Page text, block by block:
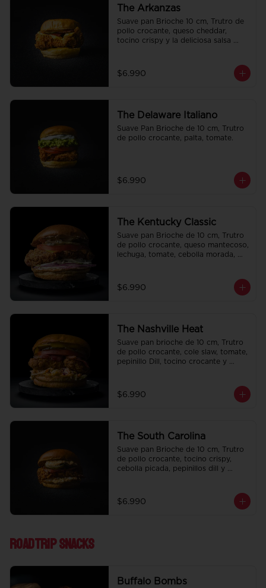
The Arkanzas
Suave pan Brioche 10 cm, Trutro de
pollo crocante, queso cheddar,
tocino crispy y la deliciosa salsa
$6.990
The Delaware Italiano
Suave Pan Brioche de 10 cm, Trutro
de pollo crocante, palta, tomate.
$6.990
The Kentucky Classic
Suave pan Brioche de 10 cm, Trutro
de pollo crocante, queso mantecoso,
lechuga, tomate, cebolla morada,
$6.990
The Nashville Heat
Suave pan brioche de 10 cm, Trutro
de pollo crocante, cole slaw, tomate,
pepinillo Dill, tocino crocante y
$6.990
The South Carolina
Suave pan Brioche de 10 cm, Trutro
de pollo crocante, tocino crispy,
cebolla picada, pepinillos dill y
$6.990
Roadtrip Snacks
Buffalo Bombs